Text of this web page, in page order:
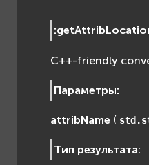
:
C++-friendly
Параметры:
attribName (
Тип результата: